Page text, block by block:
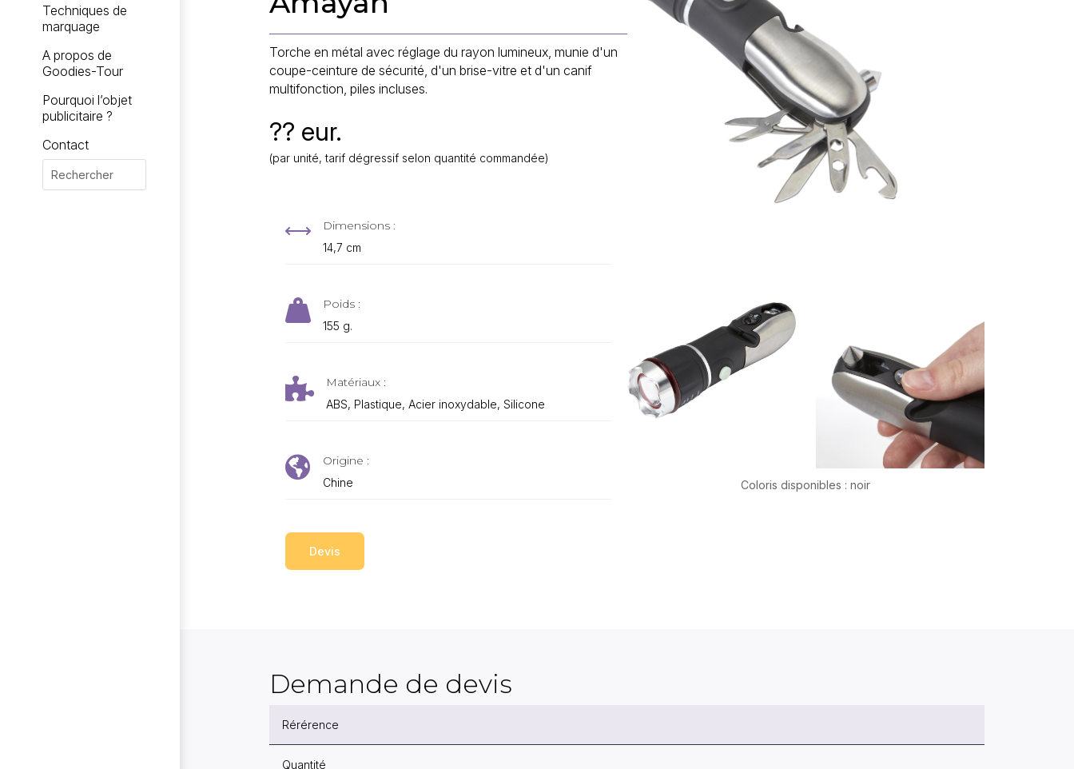
Techniques de
marquage
A propos de
Goodies-Tour
Pourquoi l’objet
publicitaire ?
Contact
Torche en métal avec réglage du rayon lumineux, munie d'un
coupe-ceinture de sécurité, d'un brise-vitre et d'un canif
multifonction, piles incluses.
?? eur.
(par unité, tarif dégressif selon quantité commandée)
, Dimensions :
14,7 cm
 Poids :
155 g.
 Matériaux :
ABS, Plastique, Acier inoxydable, Silicone
 Origine :
Chine
Devis
Coloris disponibles : noir
Demande de devis